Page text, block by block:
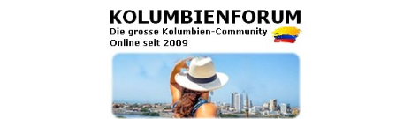
Kolumbienforum - Das
grosse Forum der
Freunde Kolumbiens
Reisen, Auswandern, Kultur, Politik, Geschichte und Visum in Kolumbien und Venezuela.
Austausch, Erfahrungen und Gemeinschaft im Kolumbienforum